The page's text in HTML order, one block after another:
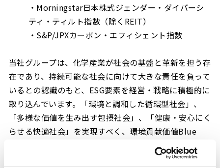
・Morningstar日本株式ジェンダー・ダイバーシ
ティ・ティルト指数（除くREIT）
・S&P/JPXカーボン・エフィシェント指数
当社グループは、化学産業が社会の基盤と革新を担う存
在であり、持続可能な社会に向けて大きな責任を負って
いるとの認識のもと、ESG要素を経営・戦略に積極的に
取り込んでいます。「環境と調和した循環型社会」、
「多様な価値を生み出す包摂社会」、「健康・安心にく
らせる快適社会」を実現すべく、環境貢献価値Blue
の提供をはじめ
とする社会価値創造の取り組みを深化させ、サステナブ